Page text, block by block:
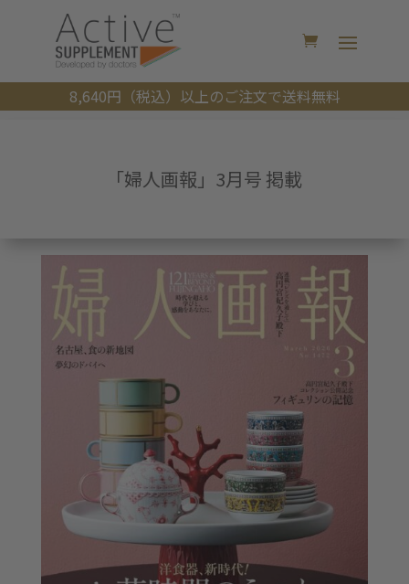
8,640円（税込）以上のご注文で送料無料
「婦人画報」3月号 掲載